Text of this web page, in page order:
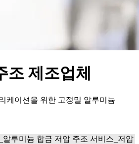
조 제조업체
케이션을 위한 고정밀 알루미늄
알루미늄 합금 저압 주조 서비스_저압